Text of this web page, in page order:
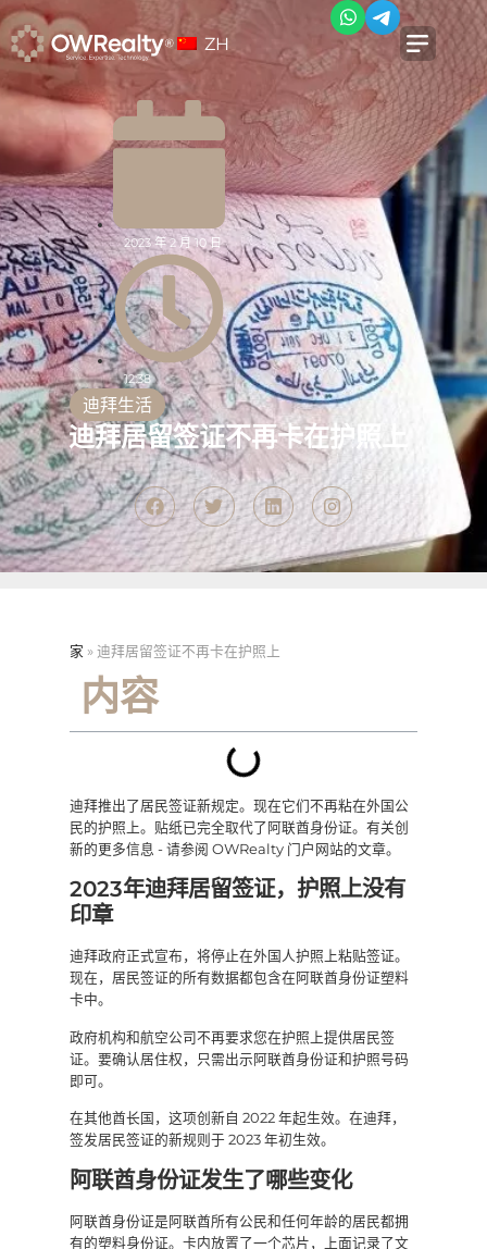
ZH
2023 年 2 月 10 日
12:38
迪拜生活
迪拜居留签证不再卡在护照上
家 » 迪拜居留签证不再卡在护照上
内容
迪拜推出了居民签证新规定。现在它们不再粘在外国公
民的护照上。贴纸已完全取代了阿联酋身份证。有关创
新的更多信息 - 请参阅 OWRealty 门户网站的文章。
2023年迪拜居留签证，护照上没有
印章
迪拜政府正式宣布，将停止在外国人护照上粘贴签证。
现在，居民签证的所有数据都包含在阿联酋身份证塑料
卡中。
政府机构和航空公司不再要求您在护照上提供居民签
证。要确认居住权，只需出示阿联酋身份证和护照号码
即可。
在其他酋长国，这项创新自 2022 年起生效。在迪拜，
签发居民签证的新规则于 2023 年初生效。
阿联酋身份证发生了哪些变化
阿联酋身份证是阿联酋所有公民和任何年龄的居民都拥
有的塑料身份证。卡内放置了一个芯片，上面记录了文